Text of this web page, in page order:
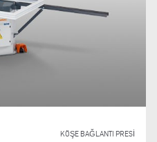
KÖŞE BAĞLANTI PRESI